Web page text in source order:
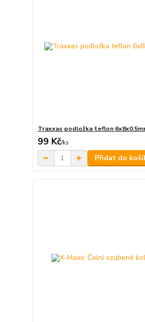
Traxxas podložka teflon
99 Kč/ks
Přidat do